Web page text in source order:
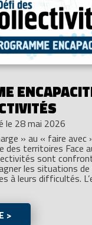
le 28 mai 2026
» au « faire avec
des territoires Face
sont
les situations
à leurs difficultés.
>